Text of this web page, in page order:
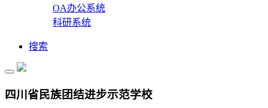
OA办公系统
科研系统
搜索
四川省民族团结进步示范学校